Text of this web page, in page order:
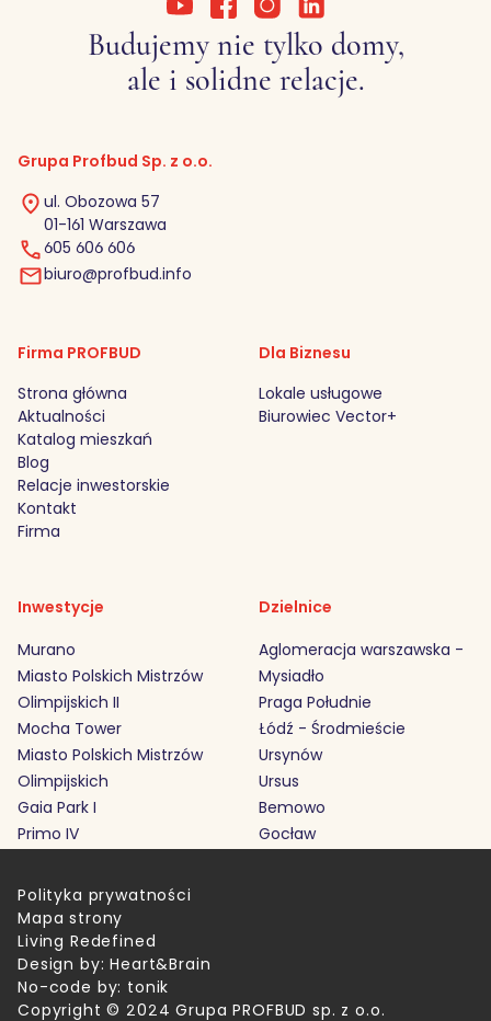
Budujemy nie tylko domy,
ale i solidne relacje.
Grupa Profbud Sp. z o.o.
ul. Obozowa 57
01-161 Warszawa
605 606 606
biuro@profbud.info
Firma PROFBUD
Strona główna
Aktualności
Katalog mieszkań
Blog
Relacje inwestorskie
Kontakt
Firma
Dla Biznesu
Lokale usługowe
Biurowiec Vector+
Inwestycje
Murano
Miasto Polskich Mistrzów
Olimpijskich II
Mocha Tower
Miasto Polskich Mistrzów
Olimpijskich
Gaia Park I
Primo IV
Dzielnice
Aglomeracja warszawska -
Mysiadło
Praga Południe
Łódź - Środmieście
Ursynów
Ursus
Bemowo
Gocław
Copyright © 2024 Grupa PROFBUD sp. z o.o.
Polityka prywatności
Mapa strony
Living Redefined
Design by: Heart&Brain
No-code by: tonik